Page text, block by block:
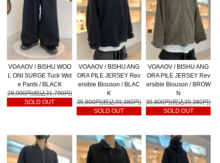
VOAAOV / BISHU WOO
L ONI SURGE Tuck Wid
e Pants / BLACK
28,900円(税込31,790円)
SOLD OUT
VOAAOV / BISHU ANG
ORA PILE JERSEY Rev
ersible Blouson / BLAC
K
35,800円(税込39,380円)
SOLD OUT
VOAAOV / BISHU ANG
ORA PILE JERSEY Rev
ersible Blouson / BROW
N
35,800円(税込39,380円)
SOLD OUT